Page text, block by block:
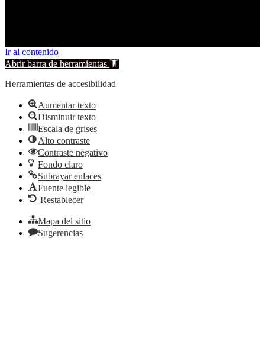
Ir al contenido
Abrir barra de herramientas
Herramientas de accesibilidad
Aumentar texto
Disminuir texto
Escala de grises
Alto contraste
Contraste negativo
Fondo claro
Subrayar enlaces
Fuente legible
Restablecer
Mapa del sitio
Sugerencias